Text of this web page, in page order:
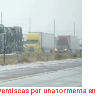
por una tormenta en